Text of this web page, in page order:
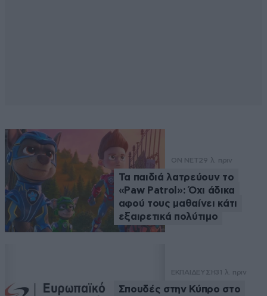
ON NET29 λ. πριν
Τα παιδιά λατρεύουν το
«Paw Patrol»: Όχι άδικα
αφού τους μαθαίνει κάτι
εξαιρετικά πολύτιμο
ΕΚΠΑΙΔΕΥΣΗ31 λ. πριν
Σπουδές στην Κύπρο στο